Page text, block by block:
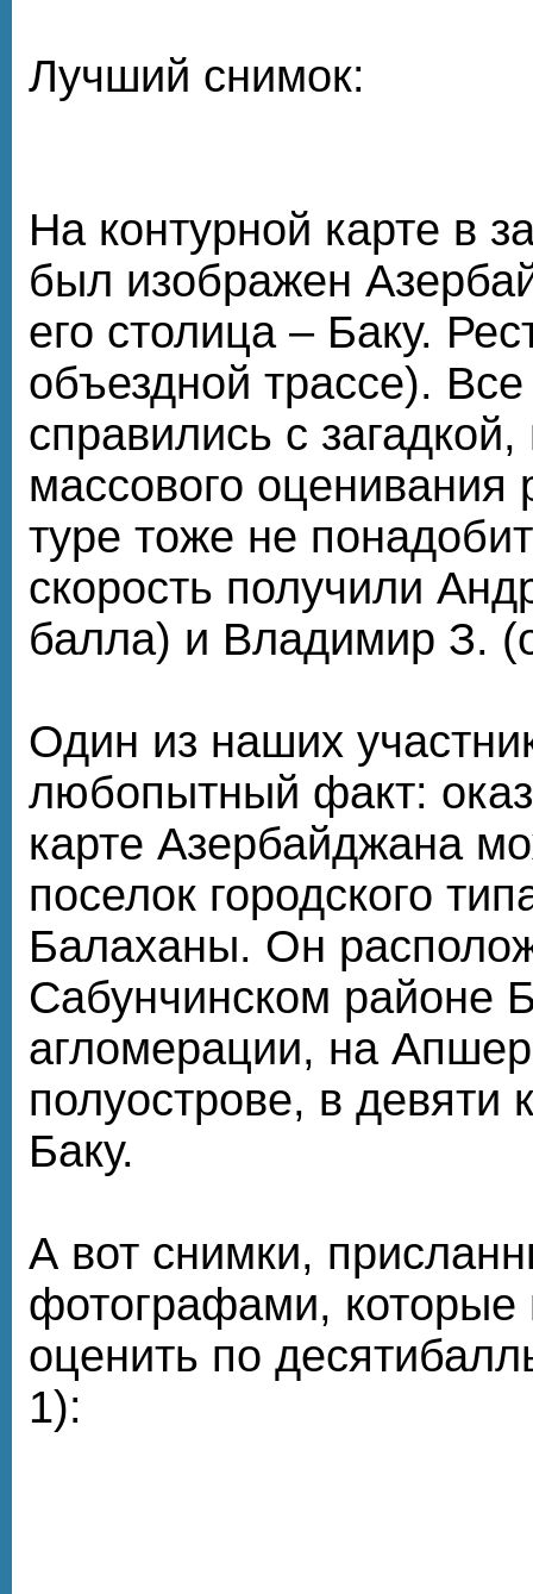
Лучший снимок:
На контурной карте в
был изображен
его столица – Баку.
объездной трассе).
справились с
массового
туре тоже не
скорость получили
балла) и Владимир З.
Один из наших
любопытный факт:
карте Азербайджана
поселок городского
Балаханы. Он
Сабунчинском районе
агломерации, на
полуострове, в девяти
Баку.
А вот снимки,
фотографами, которые
оценить по
1):